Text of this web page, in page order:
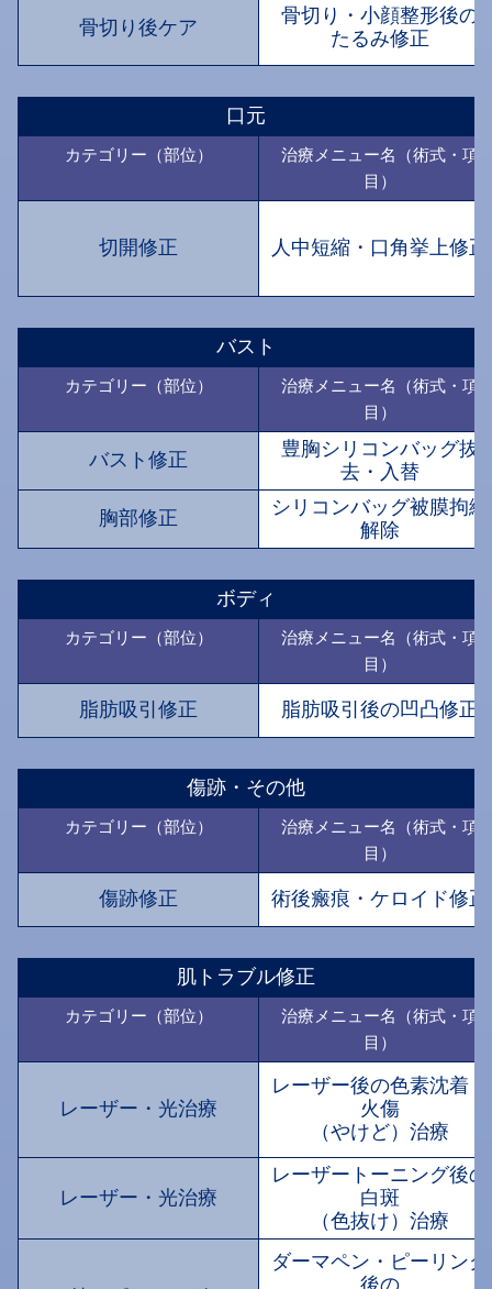
骨切り後ケア
骨切り・小顔整形後の
たるみ修正
口元
カテゴリー（部位）
治療メニュー名（術式・項
目）
切開修正 人中短縮・口角挙上修正
バスト
カテゴリー（部位）
治療メニュー名（術式・項
目）
バスト修正
豊胸シリコンバッグ抜
去・入替
胸部修正
シリコンバッグ被膜拘縮
解除
ボディ
カテゴリー（部位）
治療メニュー名（術式・項
目）
脂肪吸引修正 脂肪吸引後の凹凸修正
傷跡・その他
カテゴリー（部位）
治療メニュー名（術式・項
目）
傷跡修正 術後瘢痕・ケロイド修正
肌トラブル修正
カテゴリー（部位）
治療メニュー名（術式・項
目）
レーザー・光治療
レーザー後の色素沈着・
火傷
（やけど）治療
レーザー・光治療
レーザートーニング後の
白斑
（色抜け）治療
ダーマペン・ピーリング
後の